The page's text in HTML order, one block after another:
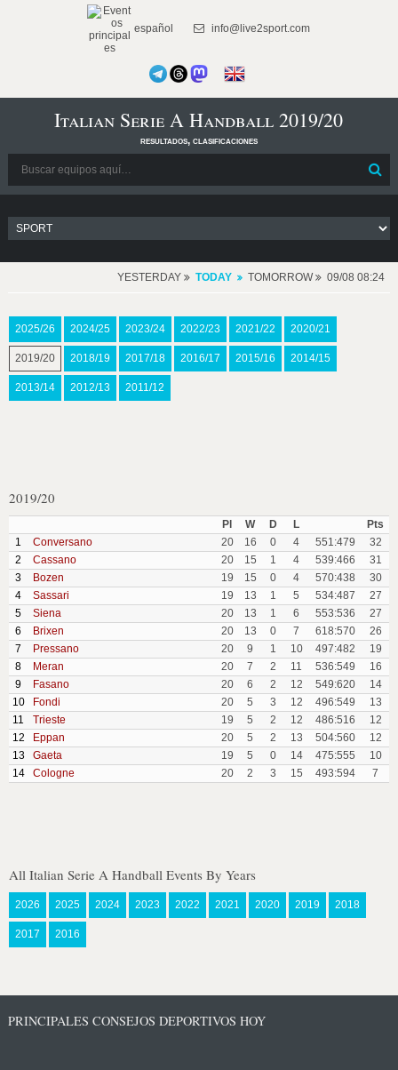
español info@live2sport.com
Italian Serie A Handball 2019/20
resultados, clasificaciones
YESTERDAY TODAY TOMORROW 09/08 08:24
2025/26 2024/25 2023/24 2022/23 2021/22 2020/21
2019/20 2018/19 2017/18 2016/17 2015/16 2014/15
2013/14 2012/13 2011/12
2019/20
Pl W D L
Pts
1
Conversano 20 16 0 4 551:479
32
2
Cassano 20 15 1 4 539:466
31
3
Bozen 19 15 0 4 570:438
30
4
Sassari 19 13 1 5 534:487
27
5
Siena 20 13 1 6 553:536
27
6
Brixen 20 13 0 7 618:570
26
7
Pressano 20 9 1 10 497:482
19
8
Meran 20 7 2 11 536:549
16
9
Fasano 20 6 2 12 549:620
14
10
Fondi 20 5 3 12 496:549
13
11
Trieste 19 5 2 12 486:516
12
12
Eppan 20 5 2 13 504:560
12
13
Gaeta 19 5 0 14 475:555
10
14
Cologne 20 2 3 15 493:594 7
All Italian Serie A Handball Events By Years
2026 2025 2024 2023 2022 2021 2020 2019 2018
2017 2016
PRINCIPALES CONSEJOS DEPORTIVOS HOY